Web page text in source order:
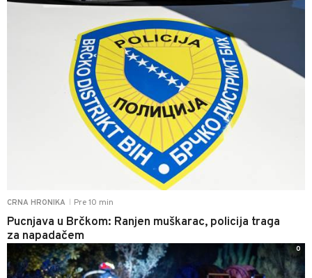
CRNA HRONIKA Pre 10 min
Pucnjava u Brčkom: Ranjen muškarac, policija traga
za napadačem
0